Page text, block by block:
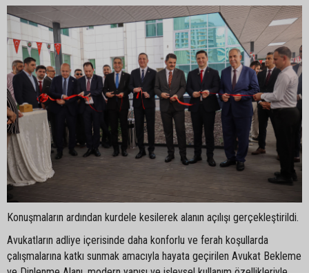
Konuşmaların ardından kurdele kesilerek alanın açılışı gerçekleştirildi.
Avukatların adliye içerisinde daha konforlu ve ferah koşullarda
çalışmalarına katkı sunmak amacıyla hayata geçirilen Avukat Bekleme